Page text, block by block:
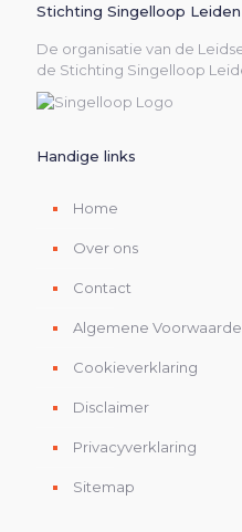
Stichting Singelloop Leiden
De organisatie van de
de Stichting Singelloop
Handige links
Home
Over ons
Contact
Algemene
Cookieverklaring
Disclaimer
Privacyverklaring
Sitemap